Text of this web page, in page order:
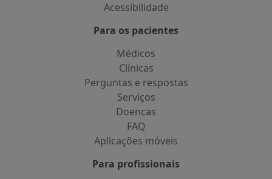
Acessibilidade
Para os pacientes
Médicos
Clínicas
Perguntas e respostas
Serviços
Doencas
FAQ
Aplicações móveis
Para profissionais